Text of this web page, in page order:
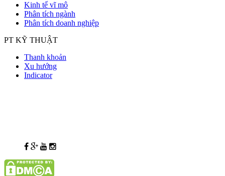
Kinh tế vĩ mô
Phân tích ngành
Phân tích doanh nghiệp
PT KỸ THUẬT
Thanh khoản
Xu hướng
Indicator